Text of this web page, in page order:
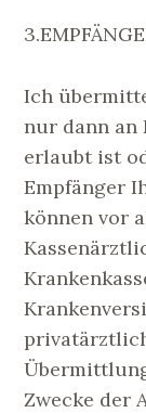
Ich
nur dann an
erlaubt ist
Empfänger
können vor
Zwecke der